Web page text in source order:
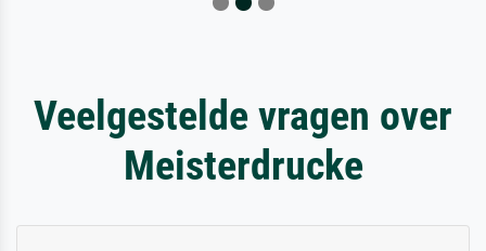
Veelgestelde vragen over
Meisterdrucke